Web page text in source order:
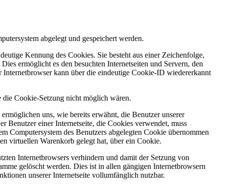
abgelegt und gespeichert werden.
Kennung des Cookies. Sie besteht aus einer Zeichenfolge,
ermöglicht es den besuchten Internetseiten und Servern, den
kann über die eindeutige Cookie-ID wiedererkannt
Cookie-Setzung nicht möglich wären.
uns, wie bereits erwähnt, die Benutzer unserer
Benutzer einer Internetseite, die Cookies verwendet, muss
Computersystem des Benutzers abgelegten Cookie übernommen
virtuellen Warenkorb gelegt hat, über ein Cookie.
Internetbrowsers verhindern und damit der Setzung von
gelöscht werden. Dies ist in allen gängigen Internetbrowsern
unserer Internetseite vollumfänglich nutzbar.